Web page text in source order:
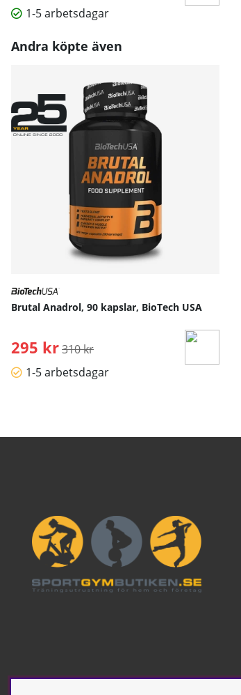
1-5 arbetsdagar
Andra köpte även
Brutal Anadrol, 90 kapslar, BioTech USA
295 kr Ordinarie pris:
310 kr
1-5 arbetsdagar